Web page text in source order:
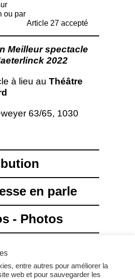
ou par
Article 27 accepté
Meilleur spectacle
2022
à lieu au Théâtre
63/65, 1030
en parle
- Photos
entre autres pour améliorer la
web et pour sauvegarder les